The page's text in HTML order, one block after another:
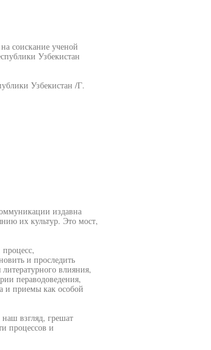
соискание ученой
Узбекистан
Узбекистан /Г.
издавна
их культур. Это мост,
и проследить
влияния,
пераводоведения,
и приемы как особой
взгляд, грешат
процессов и